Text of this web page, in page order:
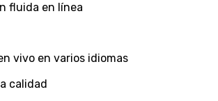
fluida en línea
vivo en varios idiomas
calidad